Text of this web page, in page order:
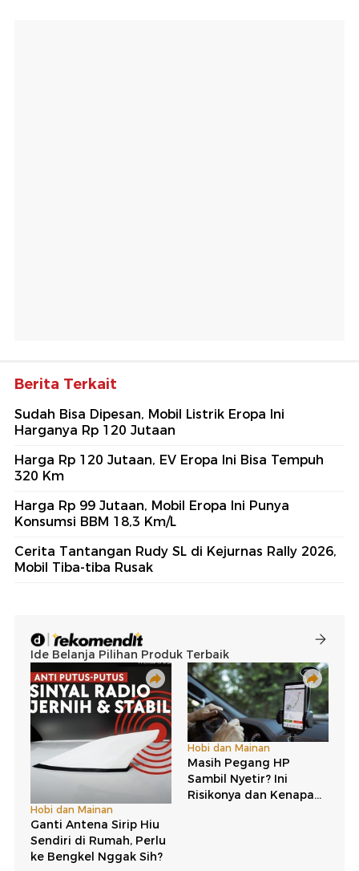
Berita Terkait
Sudah Bisa Dipesan, Mobil Listrik Eropa Ini
Harganya Rp 120 Jutaan
Harga Rp 120 Jutaan, EV Eropa Ini Bisa Tempuh
320 Km
Harga Rp 99 Jutaan, Mobil Eropa Ini Punya
Konsumsi BBM 18,3 Km/L
Cerita Tantangan Rudy SL di Kejurnas Rally 2026,
Mobil Tiba-tiba Rusak